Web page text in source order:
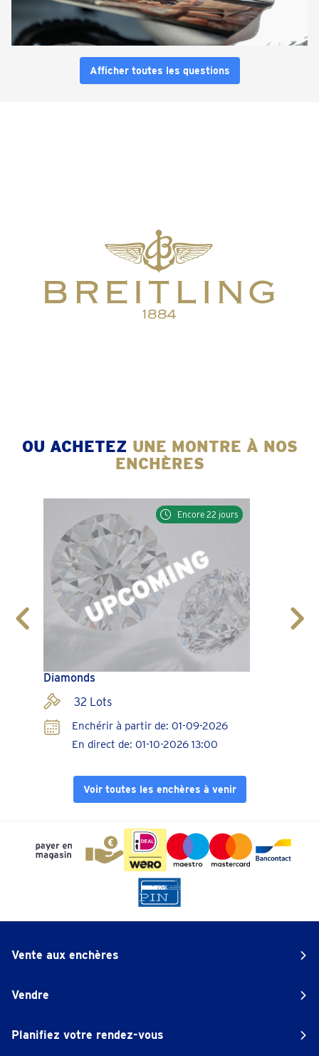
Afficher toutes les questions
OU ACHETEZ UNE MONTRE À NOS
ENCHÈRES
Encore 22 jours
Diamonds
32 Lots
Enchérir à partir de: 01-09-2026
En direct de: 01-10-2026 13:00
Voir toutes les enchères à venir
Vente aux enchères
Vendre
Planifiez votre rendez-vous